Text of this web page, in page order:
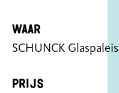
Waar
SCHUNCK Glaspaleis
Prijs